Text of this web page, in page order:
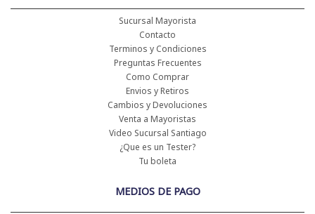
Sucursal Mayorista
Contacto
Terminos y Condiciones
Preguntas Frecuentes
Como Comprar
Envios y Retiros
Cambios y Devoluciones
Venta a Mayoristas
Video Sucursal Santiago
¿Que es un Tester?
Tu boleta
MEDIOS DE PAGO